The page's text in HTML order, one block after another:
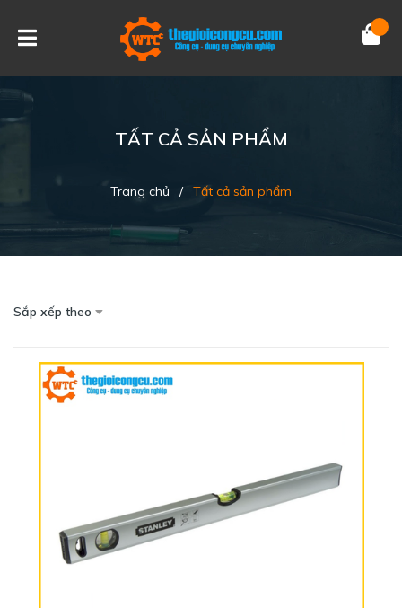
TẤT CẢ SẢN PHẨM
Trang chủ / Tất cả sản phẩm
Sắp xếp theo